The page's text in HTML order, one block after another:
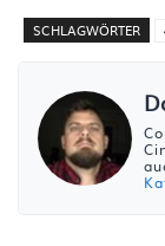
SCHLAGWÖRTER